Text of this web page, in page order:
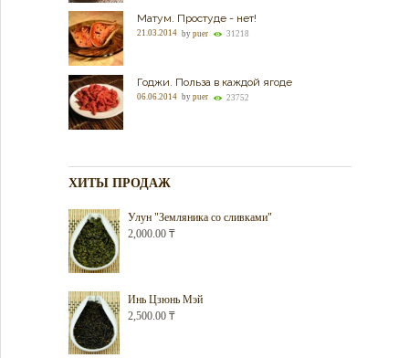
Матум. Простуде - нет!
21.03.2014 by puer 31218
Годжи. Польза в каждой ягоде
06.06.2014 by puer 23752
ХИТЫ ПРОДАЖ
Улун "Земляника со сливками"
2,000.00 ₸
Инь Цзюнь Мэй
2,500.00 ₸